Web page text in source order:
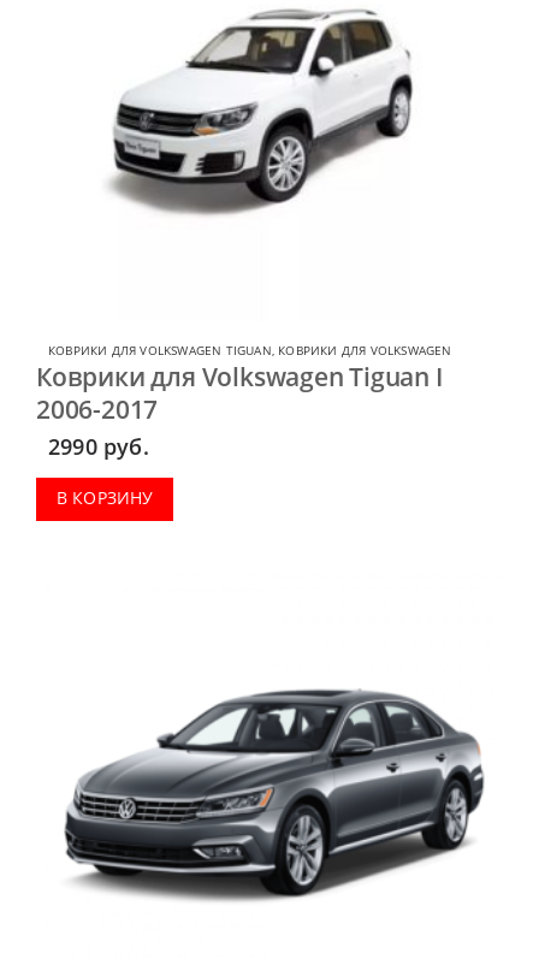
КОВРИКИ ДЛЯ VOLKSWAGEN TIGUAN, КОВРИКИ ДЛЯ VOLKSWAGEN
Коврики для Volkswagen Tiguan I
2006-2017
2990 руб.
В КОРЗИНУ